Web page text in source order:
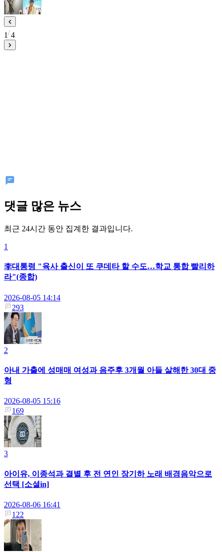
1 4
댓글 많은 뉴스
최근 24시간 동안 집계한 결과입니다.
1
李대통령 "육사 출신이 또 쿠데타 할 수도…학교 통합 빨리하
라"(종합)
2026-08-05 14:14
293
2
아내 가출에 성매매 여성과 음주후 3개월 아들 살해한 30대 중
형
2026-08-05 15:16
169
3
아이유, 이종석과 결별 후 전 연인 장기하 노래 배경음악으로
선택 [소셜in]
2026-08-06 16:41
122